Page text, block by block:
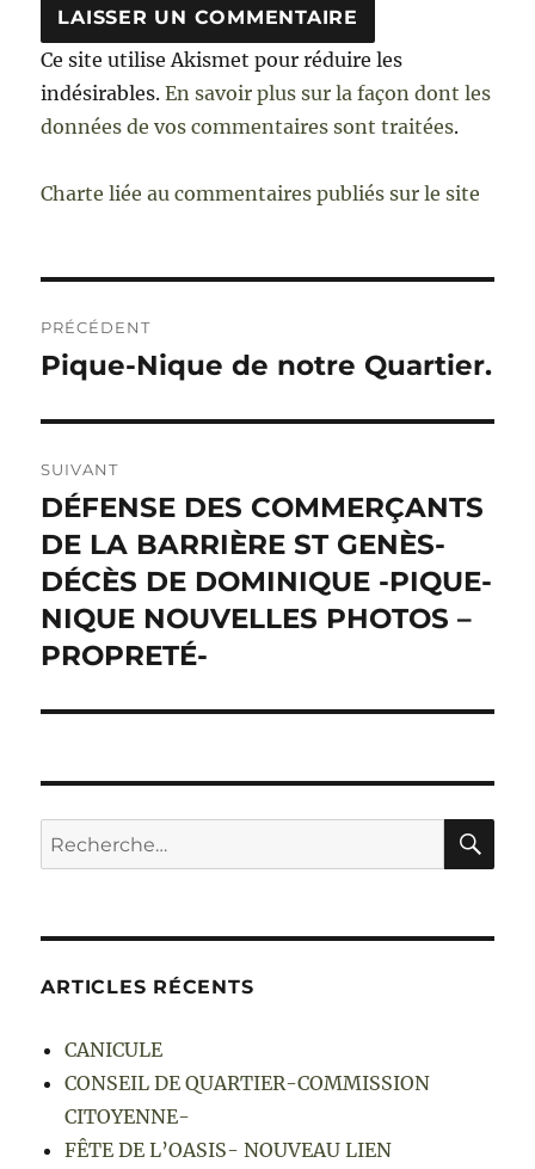
Ce site utilise Akismet pour réduire les
indésirables.En savoir plus sur la façon dont les
données de vos commentaires sont traitées.
Charte liée au commentaires publiés sur le site
de
PRÉCÉDENT
Publication
Pique-Nique de notre Quartier.
SUIVANT
Publication
suivante :
DÉFENSE DES COMMERÇANTS
DE LA BARRIÈRE ST GENÈS-
DÉCÈS DE DOMINIQUE -PIQUE-
NIQUE NOUVELLES PHOTOS –
PROPRETÉ-
Recherche
pour :
ARTICLES RÉCENTS
CANICULE
CONSEIL DE QUARTIER-COMMISSION
CITOYENNE-
FÊTE DE L’OASIS- NOUVEAU LIEN